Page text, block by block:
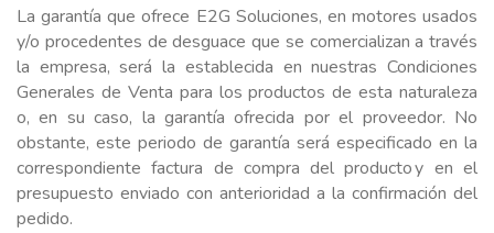
La garantía que ofrece E2G Soluciones, en motores usados
y/o procedentes de desguace que se comercializan a través
la empresa, será la establecida en nuestras Condiciones
Generales de Venta para los productos de esta naturaleza
o, en su caso, la garantía ofrecida por el proveedor. No
obstante, este periodo de garantía será especificado en la
correspondiente factura de compra del producto y en el
presupuesto enviado con anterioridad a la confirmación del
pedido.